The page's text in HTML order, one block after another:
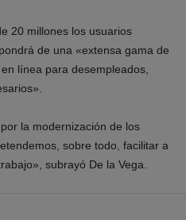
20 millones los usuarios
de una «extensa gama de
línea para desempleados,
por la modernización de los
sobre todo, facilitar a
subrayó De la Vega.